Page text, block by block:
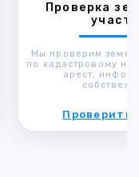
Проверка
Мы проверим
по кадастровому
арест,
Проверить